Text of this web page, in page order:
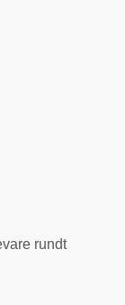
rundt